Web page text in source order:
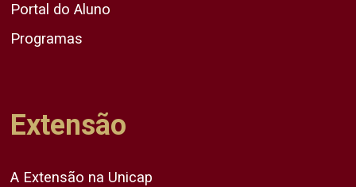
Portal do Aluno
Programas
Extensão
A Extensão na Unicap